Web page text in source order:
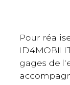
Pour
gages de